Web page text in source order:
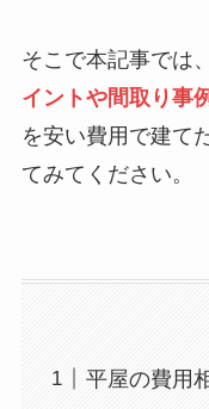
そこで本記事では、
イントや間取り事
を安い費用で建て
てみてください。
平屋の費用